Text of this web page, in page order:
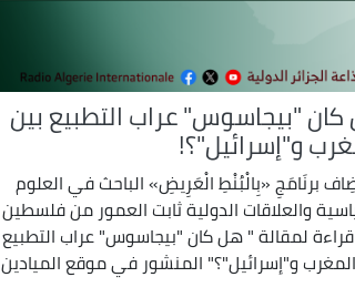
"بيجاسوس" عراب التطبيع بين
و"إسرائيل"؟!
برنَامَجِ «بِالْبُنْطِ الْعَرِيضِ» الباحث في العلوم
والعلاقات الدولية ثابت العمور من فلسطين
لمقالة " هل كان "بيجاسوس" عراب التطبيع
و"إسرائيل"؟" المنشور في موقع الميادين